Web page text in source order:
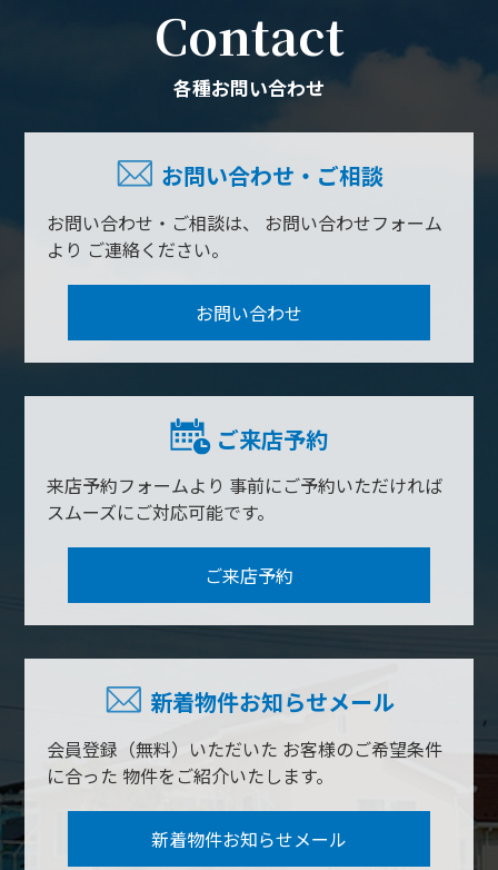
Contact
各種お問い合わせ
お問い合わせ・ご相談
お問い合わせ・ご相談は、
お問い合わせフォーム
より ご連絡ください。
お問い合わせ
ご来店予約
来店予約フォームより 事前にご予約いただければ
スムーズにご対応可能です。
ご来店予約
新着物件お知らせメール
会員登録（無料）いただいた お客様のご希望条件
に合った 物件をご紹介いたします。
新着物件お知らせメール